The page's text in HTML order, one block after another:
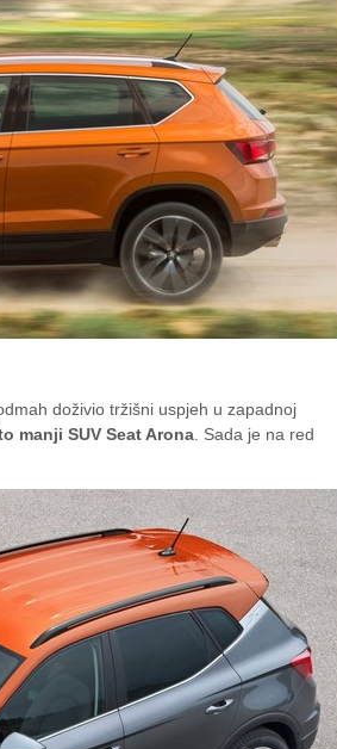
doživio tržišni uspjeh u zapadnoj
manji SUV Seat Arona . Sada je na red